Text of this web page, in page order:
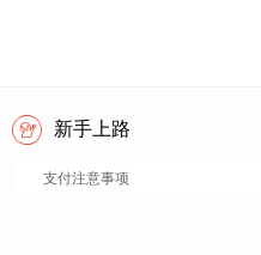
新手上路
支付注意事项